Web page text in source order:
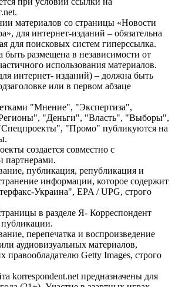
материалов со страницы «Новости
для интернет-изданий – обязательна
для поисковых систем гиперссылка.
размещена в независимости от
использования материалов.
интернет- изданий) – должна быть
или в первом абзаце
"Мнение", "Экспертиза",
"Деньги", "Власть", "Выборы",
"Промо" публикуются на
создается совместно с
партнерами.
публикация, републикация и
информации, которое содержит
Украина", EPA / UPG, строго
в разделе Я- Корреспондент
публикации.
перепечатка и воспроизведение
аудиовизуальных материалов,
правообладателю Getty Images, строго
korrespondent.net предназначены для